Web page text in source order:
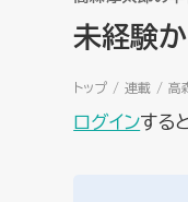
未経験
トップ 連載 高
ログインする